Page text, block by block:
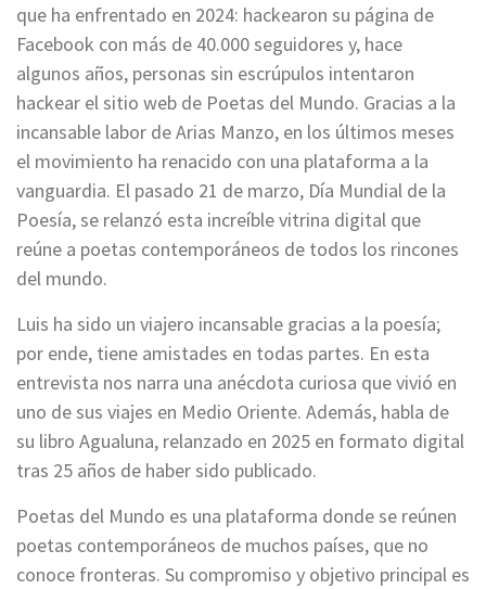
que ha enfrentado en 2024: hackearon su página de
Facebook con más de 40.000 seguidores y, hace
algunos años, personas sin escrúpulos intentaron
hackear el sitio web de Poetas del Mundo. Gracias a la
incansable labor de Arias Manzo, en los últimos meses
el movimiento ha renacido con una plataforma a la
vanguardia. El pasado 21 de marzo, Día Mundial de la
Poesía, se relanzó esta increíble vitrina digital que
reúne a poetas contemporáneos de todos los rincones
del mundo.
Luis ha sido un viajero incansable gracias a la poesía;
por ende, tiene amistades en todas partes. En esta
entrevista nos narra una anécdota curiosa que vivió en
uno de sus viajes en Medio Oriente. Además, habla de
su libro Agualuna, relanzado en 2025 en formato digital
tras 25 años de haber sido publicado.
Poetas del Mundo es una plataforma donde se reúnen
poetas contemporáneos de muchos países, que no
conoce fronteras. Su compromiso y objetivo principal es